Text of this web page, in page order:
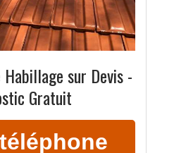
sur Devis -
Gratuit